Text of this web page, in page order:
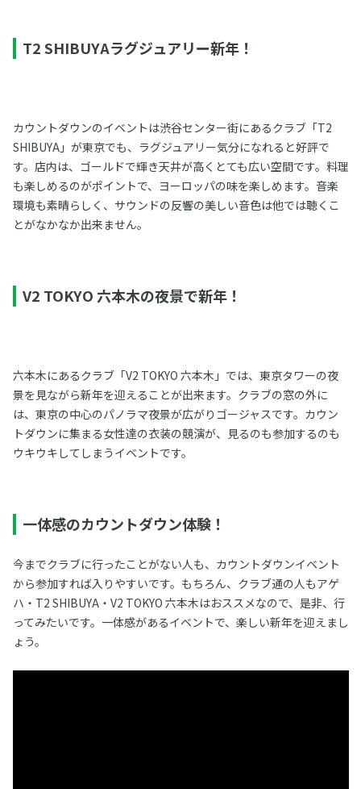
T2 SHIBUYAラグジュアリー新年！
カウントダウンのイベントは渋谷センター街にあるクラブ「T2
SHIBUYA」が東京でも、ラグジュアリー気分になれると好評で
す。店内は、ゴールドで輝き天井が高くとても広い空間です。料理
も楽しめるのがポイントで、ヨーロッパの味を楽しめます。音楽
環境も素晴らしく、サウンドの反響の美しい音色は他では聴くこ
とがなかなか出来ません。
V2 TOKYO 六本木の夜景で新年！
六本木にあるクラブ「V2 TOKYO 六本木」では、東京タワーの夜
景を見ながら新年を迎えることが出来ます。クラブの窓の外に
は、東京の中心のパノラマ夜景が広がりゴージャスです。カウン
トダウンに集まる女性達の衣装の競演が、見るのも参加するのも
ウキウキしてしまうイベントです。
一体感のカウントダウン体験！
今までクラブに行ったことがない人も、カウントダウンイベント
から参加すれば入りやすいです。もちろん、クラブ通の人もアゲ
ハ・T2 SHIBUYA・V2 TOKYO 六本木はおススメなので、是非、行
ってみたいです。一体感があるイベントで、楽しい新年を迎えまし
ょう。